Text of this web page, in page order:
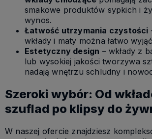
smakowe produktów sypkich i
wynos.
Łatwość utrzymania czystości
wkłady i maty można łatwo
Estetyczny design – wkłady z
lub wysokiej jakości tworzywa
nadają wnętrzu schludny i
Szeroki wybór: Od
szuflad po klipsy do
W naszej ofercie znajdziesz